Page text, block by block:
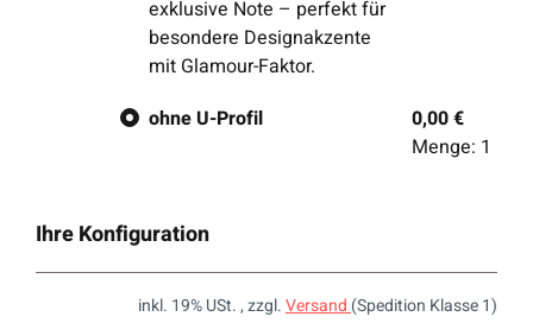
exklusive Note – perfekt für
besondere Designakzente
mit Glamour-Faktor.
ohne U-Profil
0,00 €
Menge: 1
Ihre Konfiguration
inkl. 19% USt. , zzgl.Versand(Spedition Klasse 1)